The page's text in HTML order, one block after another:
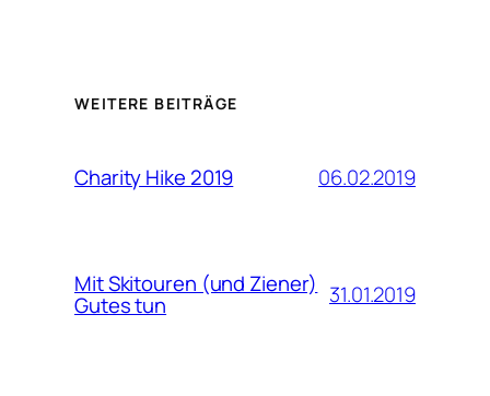
WEITERE BEITRÄGE
Charity Hike 2019 06.02.2019
Mit Skitouren (und Ziener)
Gutes tun 31.01.2019